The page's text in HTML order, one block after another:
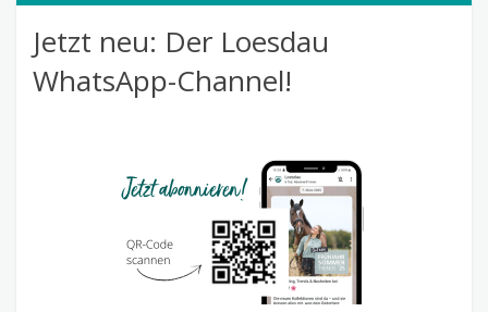
Jetzt neu: Der Loesdau
WhatsApp-Channel!